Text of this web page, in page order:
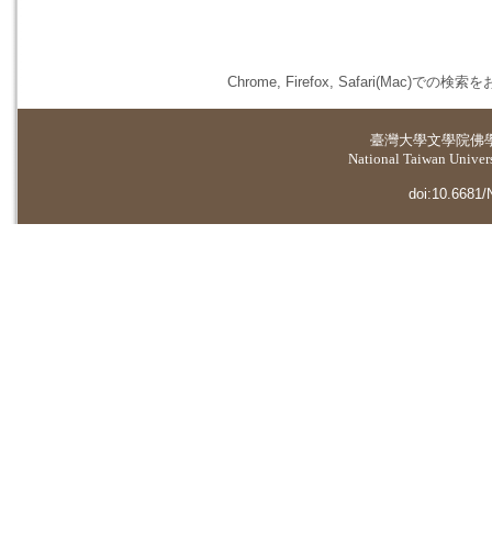
Chrome, Firefox, Safari(Mac)での検索を
臺灣大學文學院佛
National Taiwan
doi:10.6681/